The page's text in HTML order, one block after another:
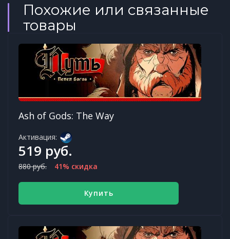
Похожие или связанные
товары
Ash of Gods: The Way
Активация:
519 руб.
880 руб. 41% скидка
Купить